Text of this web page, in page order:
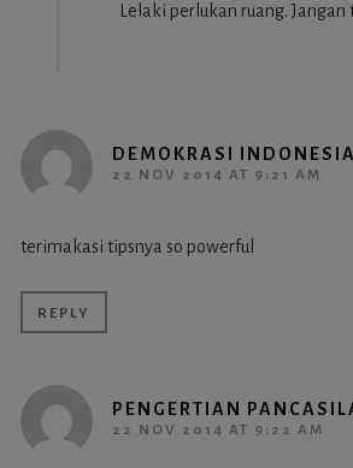
Lelaki perlukan ruang.
DEMOKRASI INDONESIA
22 NOV 2014 AT 9:21 AM
terimakasi tipsnya so powerful
REPLY
PENGERTIAN
22 NOV 2014 AT 9:22 AM